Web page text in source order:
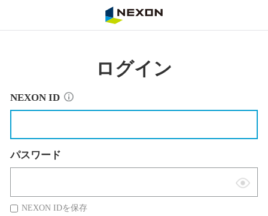
ログイン
NEXON ID
パスワード
表
NEXON IDを保存